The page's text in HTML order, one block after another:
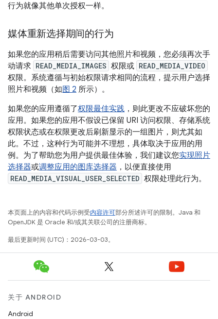
行为就像其他单次授权一样。
媒体重新选择期间的行为
如果您的应用稍后需要访问其他照片和视频，您必须再次手
动请求 READ_MEDIA_IMAGES 权限或 READ_MEDIA_VIDEO
权限。系统遵循与初始权限请求相同的流程，提示用户选择
照片和视频（如图 2 所示）。
如果您的应用遵循了权限最佳实践 ，则此更改不应破坏您的
应用。如果您的应用不假设已保留 URI 访问权限、存储系统
权限状态或在权限更改后刷新显示的一组图片，则尤其如
此。不过，这种行为可能并不理想，具体取决于应用的用
例。为了帮助您为用户提供最佳体验，我们建议您实现照片
选择器或调整应用的图库选择器 ，以便直接使用
READ_MEDIA_VISUAL_USER_SELECTED 权限处理此行为。
本页面上的内容和代码示例受内容许可部分所述许可的限制。Java 和
OpenJDK 是 Oracle 和/或其关联公司的注册商标。
最后更新时间 (UTC)：2026-03-03。
关于 ANDROID
Android